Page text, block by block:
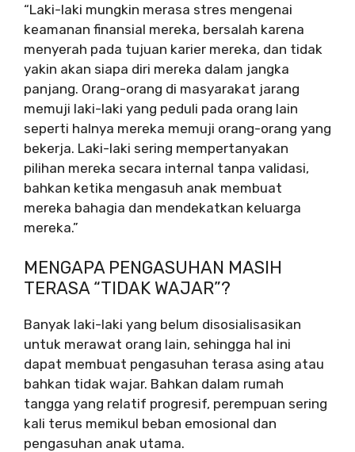
“Laki-laki mungkin merasa stres mengenai
keamanan finansial mereka, bersalah karena
menyerah pada tujuan karier mereka, dan tidak
yakin akan siapa diri mereka dalam jangka
panjang. Orang-orang di masyarakat jarang
memuji laki-laki yang peduli pada orang lain
seperti halnya mereka memuji orang-orang yang
bekerja. Laki-laki sering mempertanyakan
pilihan mereka secara internal tanpa validasi,
bahkan ketika mengasuh anak membuat
mereka bahagia dan mendekatkan keluarga
mereka.”
MENGAPA PENGASUHAN MASIH
TERASA “TIDAK WAJAR”?
Banyak laki-laki yang belum disosialisasikan
untuk merawat orang lain, sehingga hal ini
dapat membuat pengasuhan terasa asing atau
bahkan tidak wajar. Bahkan dalam rumah
tangga yang relatif progresif, perempuan sering
kali terus memikul beban emosional dan
pengasuhan anak utama.